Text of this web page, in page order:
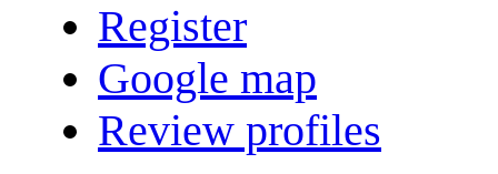
Register
Google map
Review profiles